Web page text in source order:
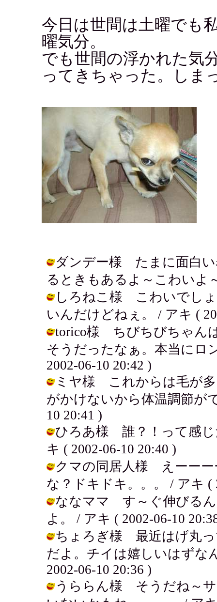
今日は世間は土曜でも
曜気分。
でも世間の浮かれた気
ってきちゃった。しま
ダンデー様 たまに面白い
るときもあるよ～こわいよ
しろねこ様 こわいでしょ
いんだけどねぇ。 / アキ (
torico様 ちびちびちゃん
そうだったなぁ。本当にロ
2002-06-10 20:42 )
ミヤ様 これからは毛が多
がかけないから体温調節が
10 20:41 )
ひろあ様 誰？！って感じ
キ ( 2002-06-10 20:40 )
クマの同居人様 えーーー
な？ドキドキ。。。 / アキ (
ななママ す～ぐ伸びる
よ。 / アキ ( 2002-06-10
ちょろぎ様 最近はげ丸っ
だよ。チイは嬉しいはずな
2002-06-10 20:36 )
うららん様 そうだね～サ